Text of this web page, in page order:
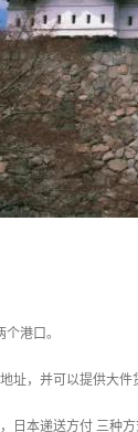
港口。
址，并可以提供大
日本递送方付 三种